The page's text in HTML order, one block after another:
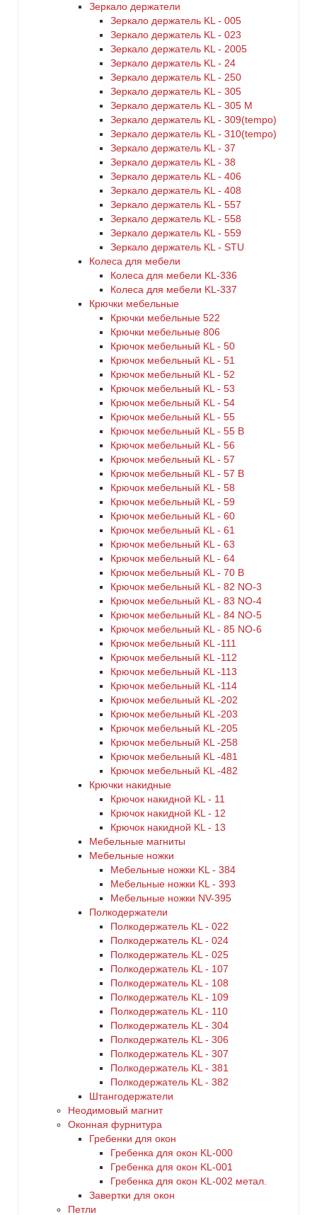
Зеркало держатели
Зеркало держатель KL - 005
Зеркало держатель KL - 023
Зеркало держатель KL - 2005
Зеркало держатель KL - 24
Зеркало держатель KL - 250
Зеркало держатель KL - 305
Зеркало держатель KL - 305 M
Зеркало держатель KL - 309(tempo)
Зеркало держатель KL - 310(tempo)
Зеркало держатель KL - 37
Зеркало держатель KL - 38
Зеркало держатель KL - 406
Зеркало держатель KL - 408
Зеркало держатель KL - 557
Зеркало держатель KL - 558
Зеркало держатель KL - 559
Зеркало держатель KL - STU
Колеса для мебели
Колеса для мебели KL-336
Колеса для мебели KL-337
Крючки мебельные
Крючки мебельные 522
Крючки мебельные 806
Крючок мебельный KL - 50
Крючок мебельный KL - 51
Крючок мебельный KL - 52
Крючок мебельный KL - 53
Крючок мебельный KL - 54
Крючок мебельный KL - 55
Крючок мебельный KL - 55 B
Крючок мебельный KL - 56
Крючок мебельный KL - 57
Крючок мебельный KL - 57 B
Крючок мебельный KL - 58
Крючок мебельный KL - 59
Крючок мебельный KL - 60
Крючок мебельный KL - 61
Крючок мебельный KL - 63
Крючок мебельный KL - 64
Крючок мебельный KL - 70 B
Крючок мебельный KL - 82 NO-3
Крючок мебельный KL - 83 NO-4
Крючок мебельный KL - 84 NO-5
Крючок мебельный KL - 85 NO-6
Крючок мебельный KL -111
Крючок мебельный KL -112
Крючок мебельный KL -113
Крючок мебельный KL -114
Крючок мебельный KL -202
Крючок мебельный KL -203
Крючок мебельный KL -205
Крючок мебельный KL -258
Крючок мебельный KL -481
Крючок мебельный KL -482
Крючки накидные
Крючок накидной KL - 11
Крючок накидной KL - 12
Крючок накидной KL - 13
Мебельные магниты
Мебельные ножки
Мебельные ножки KL - 384
Мебельные ножки KL - 393
Мебельные ножки NV-395
Полкодержатели
Полкодержатель KL - 022
Полкодержатель KL - 024
Полкодержатель KL - 025
Полкодержатель KL - 107
Полкодержатель KL - 108
Полкодержатель KL - 109
Полкодержатель KL - 110
Полкодержатель KL - 304
Полкодержатель KL - 306
Полкодержатель KL - 307
Полкодержатель KL - 381
Полкодержатель KL - 382
Штангодержатели
Неодимовый магнит
Оконная фурнитура
Гребенки для окон
Гребенка для окон KL-000
Гребенка для окон KL-001
Гребенка для окон KL-002 метал.
Завертки для окон
Петли